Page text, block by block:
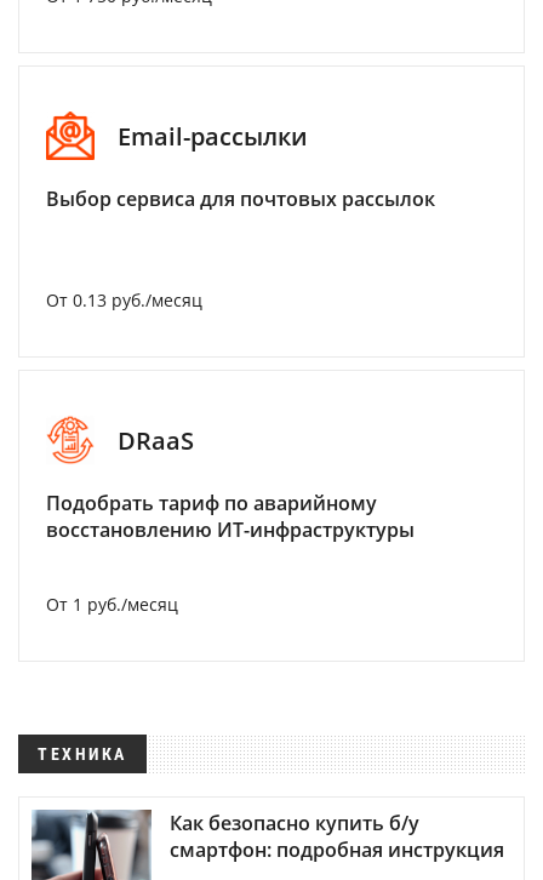
Email-рассылки
Выбор сервиса для почтовых рассылок
От 0.13 руб./месяц
DRaaS
Подобрать тариф по аварийному
восстановлению ИТ-инфраструктуры
От 1 руб./месяц
ТЕХНИКА
Как безопасно купить б/у
смартфон: подробная инструкция